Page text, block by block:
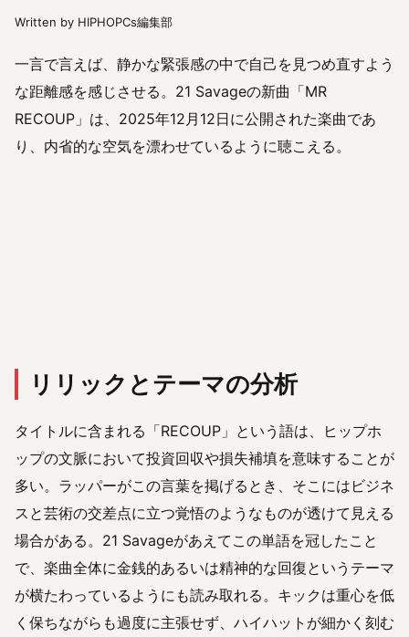
Written by HIPHOPCs編集部
一言で言えば、静かな緊張感の中で自己を見つめ直すよう
な距離感を感じさせる。21 Savageの新曲「MR
RECOUP」は、2025年12月12日に公開された楽曲であ
り、内省的な空気を漂わせているように聴こえる。
リリックとテーマの分析
タイトルに含まれる「RECOUP」という語は、ヒップホ
ップの文脈において投資回収や損失補填を意味することが
多い。ラッパーがこの言葉を掲げるとき、そこにはビジネ
スと芸術の交差点に立つ覚悟のようなものが透けて見える
場合がある。21 Savageがあえてこの単語を冠したこと
で、楽曲全体に金銭的あるいは精神的な回復というテーマ
が横たわっているようにも読み取れる。キックは重心を低
く保ちながらも過度に主張せず、ハイハットが細かく刻む